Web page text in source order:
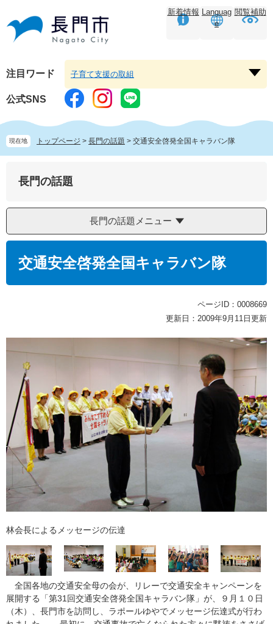
頭
す。
飛
し
本
文
へ
新着情報 Languag
e
閲覧補助
注目ワード
ー
子育て支援の取組
公式SNS
現在地 トップページ > 長門の話題 > 交通安全啓発全国キャラバン隊
長門の話題
長門の話題メニュー
交通安全啓発全国キャラバン隊
ページID：0008669
更新日：2009年9月11日更新
林会長によるメッセージの伝達
全国各地の交通安全母の会が、リレーで交通安全キャンペーンを
展開する「第31回交通安全啓発全国キャラバン隊」が、９月１０日
（木）、長門市を訪問し、ラポールゆやでメッセージ伝達式が行わ